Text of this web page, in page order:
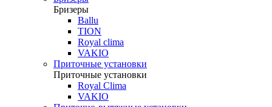
Бризеры
Ballu
TION
Royal clima
VAKIO
Приточные установки
Приточные установки
Royal Clima
VAKIO